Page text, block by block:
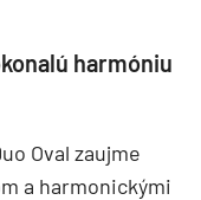
harmóniu
Oval zaujme
a harmonickými